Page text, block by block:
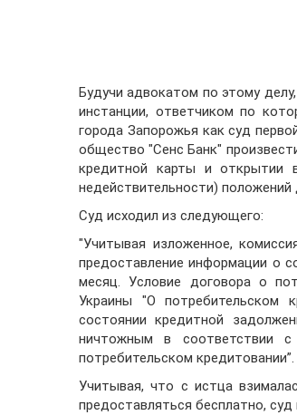
Будучи адвокатом по этому
инстанции, ответчиком по
города Запорожья как суд
общество "Сенс Банк"
кредитной карты и открытии
недействительности) положений
Суд исходил из следующего:
"Учитывая изложенное,
предоставление информации о
месяц. Условие договора о
Украины "О потребительском
состоянии кредитной
ничтожным в соответствии
потребительском кредитовании”.
Учитывая, что с истца
предоставляться бесплатно,